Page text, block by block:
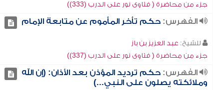
جزء من محاضرة ( فتاوى نور على الدرب (333))
الفهرس: حكم تأخر المأموم عن متابعة الإمام
للشيخ: عبد العزيز بن باز
جزء من محاضرة ( فتاوى نور على الدرب (337))
الفهرس: حكم ترديد المؤذن بعد الأذان: (إن الله
وملائكته يصلون على النبي...)